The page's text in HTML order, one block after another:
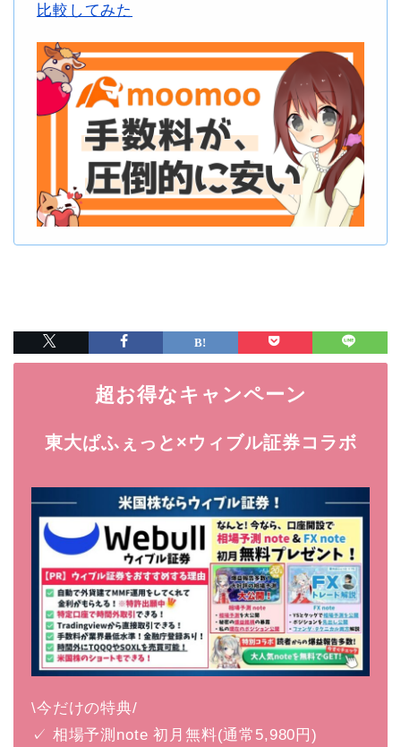
比較してみた
超お得なキャンペーン
東大ぱふぇっと×ウィブル証券コラボ
\今だけの特典/
✓ 相場予測note 初月無料(通常5,980円)